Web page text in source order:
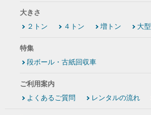
大きさ
２トン
４トン 増トン 大型
特集
段ボール・古紙回収車
ご利用案内
よくあるご質問
レンタルの流れ